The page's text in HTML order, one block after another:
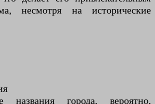
несмотря на исторические
названия города, вероятно,